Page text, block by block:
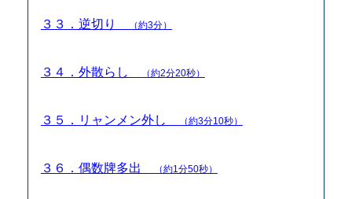
３３．逆切り （約3分）
３４．外散らし （約2分20秒）
３５．リャンメン外し （約3分10秒）
３６．偶数牌多出 （約1分50秒）